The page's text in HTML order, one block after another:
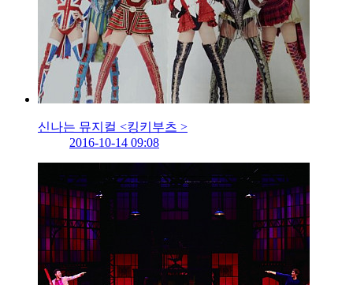
신나는 뮤지컬 <킹키부츠 >
2016-10-14 09:08